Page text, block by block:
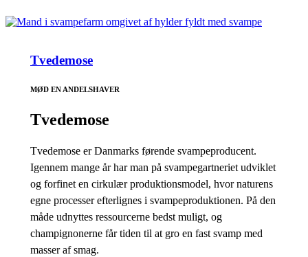
Tvedemose
MØD EN ANDELSHAVER
Tvedemose
Tvedemose er Danmarks førende svampeproducent.
Igennem mange år har man på svampegartneriet udviklet
og forfinet en cirkulær produktionsmodel, hvor naturens
egne processer efterlignes i svampeproduktionen. På den
måde udnyttes ressourcerne bedst muligt, og
champignonerne får tiden til at gro en fast svamp med
masser af smag.